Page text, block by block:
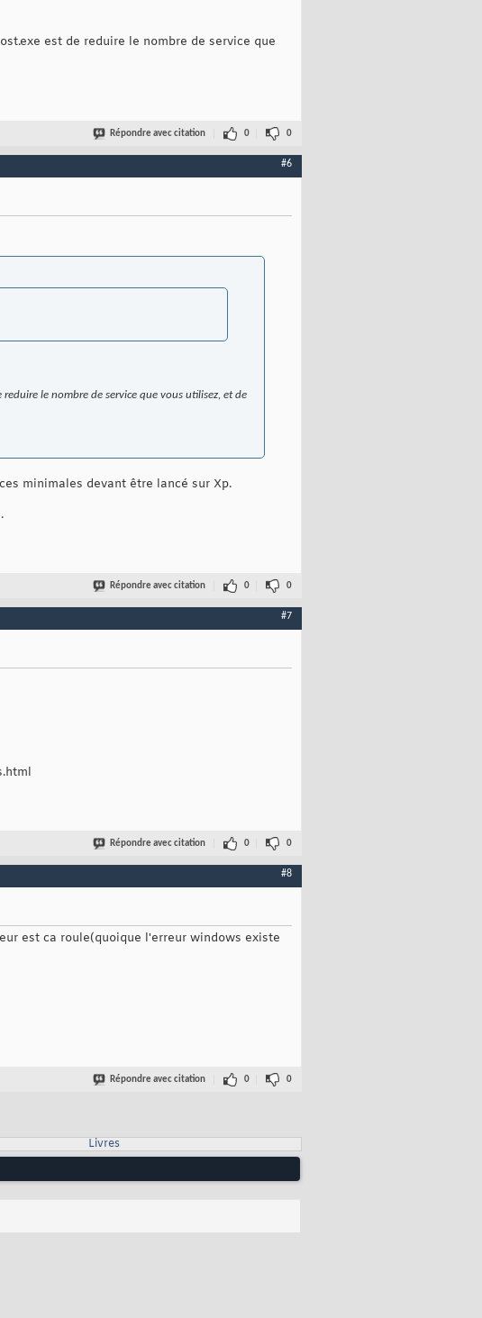
est de reduire le nombre de service que
Répondre avec citation 0 0
#6
le nombre de service que vous utilisez, et de
minimales devant être lancé sur Xp.
Répondre avec citation 0 0
#7
Répondre avec citation 0 0
#8
est ca roule(quoique l'erreur windows existe
Répondre avec citation 0 0
Livres